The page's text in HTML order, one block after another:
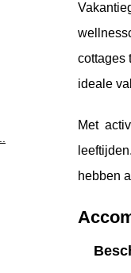
cottages
ideale
Met
hebben